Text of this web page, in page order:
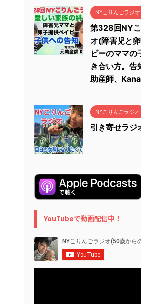
NYこりんごラジオ
第328回NY
オ(障害児と
ビーのママの
き合い方。告
助産師、
NYこりんごラジオ
引き寄せラジ
YouTubeで動画配信中！